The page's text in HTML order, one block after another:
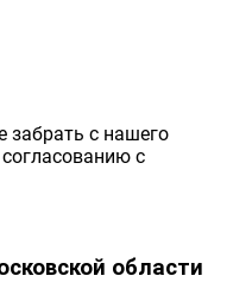
забрать с нашего
с
области